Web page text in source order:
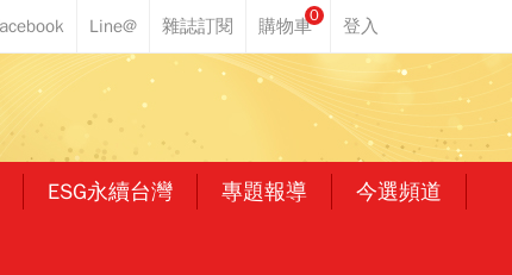
0
ESG永續台灣 專題報導 今選頻道